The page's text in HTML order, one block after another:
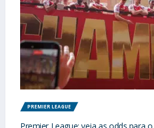
PREMIER LEAGUE